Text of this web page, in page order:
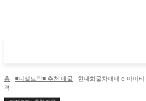
홈 ■디젤트럭■ 추천.매물
현대화물차매매 e-마이
격